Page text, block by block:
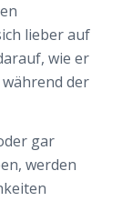
lieber auf
wie er
der
gar
werden